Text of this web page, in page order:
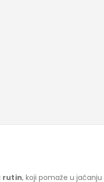
rutin, koji pomaže u jačanju